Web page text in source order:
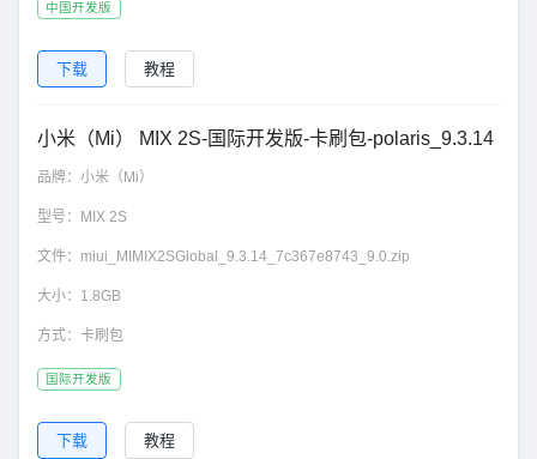
中国开发版
下载 教程
小米（Mi） MIX 2S-国际开发版-卡刷包-polaris_9.3.14
品牌： 小米（Mi）
型号： MIX 2S
文件： miui_MIMIX2SGlobal_9.3.14_7c367e8743_9.0.zip
大小： 1.8GB
方式： 卡刷包
国际开发版
下载 教程